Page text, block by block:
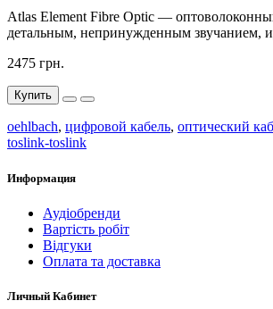
Atlas Element Fibre Optic —
детальным, непринужденным звучанием,
2475 грн.
Купить
oehlbach, цифровой кабель, оптический
toslink-toslink
Информация
Аудіобренди
Вартість робіт
Відгуки
Оплата та доставка
Личный Кабинет